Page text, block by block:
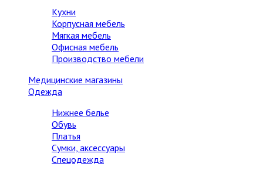
Кухни
Корпусная мебель
Мягкая мебель
Офисная мебель
Производство мебели
Медицинские магазины
Одежда
Нижнее белье
Обувь
Платья
Сумки, аксессуары
Спецодежда